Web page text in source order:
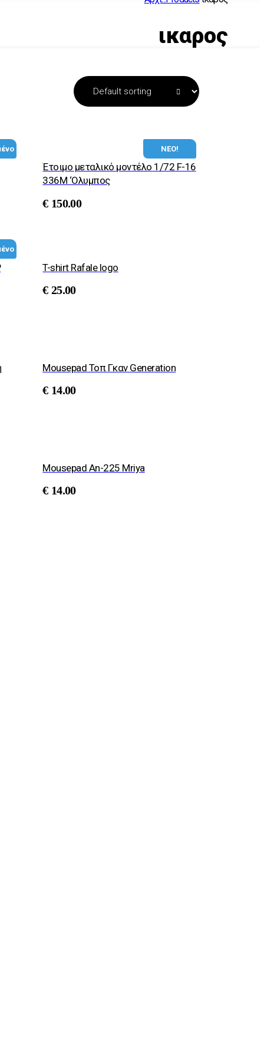
ικαρος
ΝΕΟ!
Έτοιμο μεταλικό μοντέλο 1/72 F-16
336M ‘Ολυμπος
€ 150.00
T-shirt Rafale logo
€ 25.00
Mousepad Τοπ Γκαν Generation
€ 14.00
Mousepad An-225 Mriya
€ 14.00